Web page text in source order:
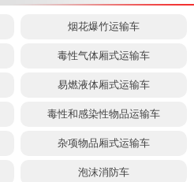
烟花爆竹运输车
毒性气体厢式运输车
易燃液体厢式运输车
毒性和感染性物品运输车
杂项物品厢式运输车
泡沫消防车